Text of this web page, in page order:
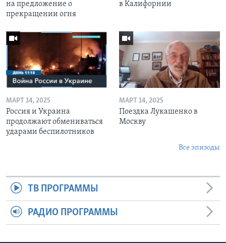
на предложение о
прекращении огня
в Калифорнии
МАРТ 14, 2025
Россия и Украина
продолжают обмениваться
ударами беспилотников
МАРТ 14, 2025
Поездка Лукашенко в
Москву
Все эпизоды
ТВ ПРОГРАММЫ
РАДИО ПРОГРАММЫ